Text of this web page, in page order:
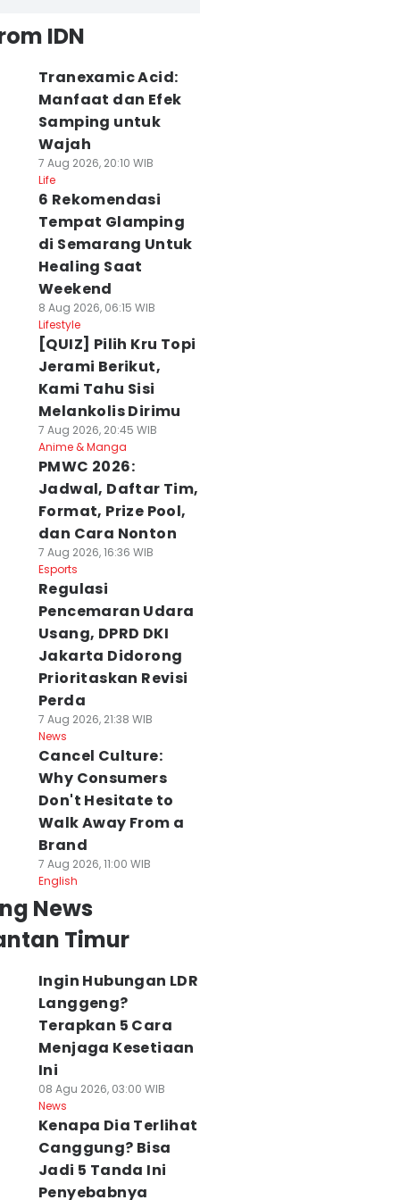
IDN
Tranexamic Acid:
Manfaat dan Efek
Samping untuk
Wajah
7 Aug 2026, 20:10 WIB
Life
6 Rekomendasi
Tempat Glamping
di Semarang Untuk
Healing Saat
Weekend
8 Aug 2026, 06:15 WIB
Lifestyle
[QUIZ] Pilih Kru Topi
Jerami Berikut,
Kami Tahu Sisi
Melankolis Dirimu
7 Aug 2026, 20:45 WIB
Anime & Manga
PMWC 2026:
Jadwal, Daftar Tim,
Format, Prize Pool,
dan Cara Nonton
7 Aug 2026, 16:36 WIB
Esports
Regulasi
Pencemaran Udara
Usang, DPRD DKI
Jakarta Didorong
Prioritaskan Revisi
Perda
7 Aug 2026, 21:38 WIB
News
Cancel Culture:
Why Consumers
Don't Hesitate to
Walk Away From a
Brand
7 Aug 2026, 11:00 WIB
English
News
Timur
Ingin Hubungan LDR
Langgeng?
Terapkan 5 Cara
Menjaga Kesetiaan
Ini
08 Agu 2026, 03:00 WIB
News
Kenapa Dia Terlihat
Canggung? Bisa
Jadi 5 Tanda Ini
Penyebabnya